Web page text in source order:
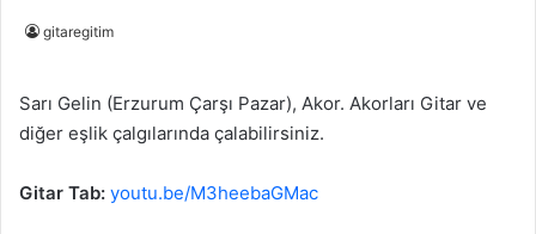
gitaregitim
Sarı Gelin (Erzurum Çarşı Pazar), Akor. Akorları Gitar ve
diğer eşlik çalgılarında çalabilirsiniz.
Gitar Tab: youtu.be/M3heebaGMac